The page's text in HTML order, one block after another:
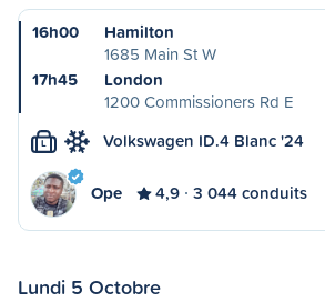
16h00
Hamilton
1685 Main St W
17h45
London
1200 Commissioners Rd E
L Volkswagen ID.4 Blanc '24
Ope 4,9 3 044 conduits
Lundi 5 Octobre